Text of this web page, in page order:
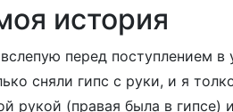
история
вслепую перед поступлением
сняли гипс с руки, и я
рукой (правая была в гипсе)